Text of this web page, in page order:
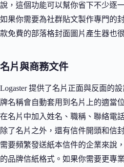
說，這個功能可以幫你省下不少逐
如果你需要為社群貼文製作專門的
款免費的部落格封面圖片產生器也
名片與商務文件
Logaster 提供了名片正面與反面的
牌名稱會自動套用到名片上的適當
在名片中加入姓名、職稱、聯絡電
除了名片之外，還有信件開頭和信
需要頻繁發送紙本信件的企業來說
的品牌信紙格式。如果你需要更專